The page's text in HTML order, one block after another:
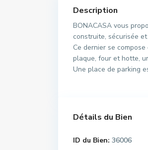
Description
BONACASA vous
construite, sécurisée
Ce dernier se
plaque, four et hotte,
Une place de parking
Détails du Bien
ID du Bien: 36006